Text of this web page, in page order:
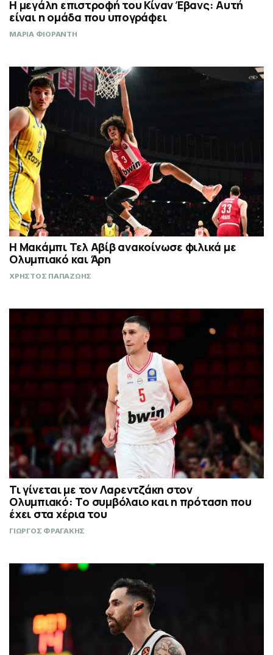
Η μεγάλη επιστροφή του Κίναν Έβανς: Αυτή
είναι η ομάδα που υπογράφει
ΜΑΡΙΑ ΦΙΟΡΑΝΤΗ
Η Μακάμπι Τελ Αβίβ ανακοίνωσε φιλικά με
Ολυμπιακό και Άρη
ΧΡΗΣΤΟΣ ΠΑΠΑΖΩΗΣ
Τι γίνεται με τον Λαρεντζάκη στον
Ολυμπιακό: Το συμβόλαιο και η πρόταση που
έχει στα χέρια του
ΓΙΩΡΓΟΣ ΦΡΑΓΑΚΗΣ